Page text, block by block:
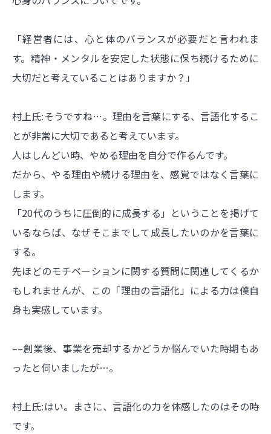
「経営者には、心と体のバランスが必要だと言われま
す。精神・メンタルを安定した状態に保ち続けるために
大切だと考えていることはありますか？」
村上氏:そうですね…。理由を言葉にする、言語化するこ
とが非常に大切であると考えています。
人はしんどい時、やめる理由を自分で作るんです。
だから、やる理由や続ける理由を、感覚ではなく言葉に
します。
「20代のうちに圧倒的に成長する」ということを掲げて
いるならば、なぜそこまでして成長したいのかを言葉に
する。
先ほどのモチベーションに関する質問に関連してくるか
もしれませんが、この「理由の言語化」による力は僕自
身も実感しています。
––創業後、事業を売却するかどうか悩んでいた時期もあ
ったと伺いましたが…。
村上氏:はい。まさに、言語化の力を体感したのはその時
です。